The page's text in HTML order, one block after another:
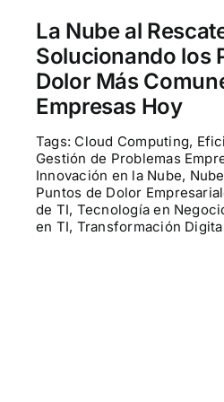
POCs
La Nube al
Solucionando los
Dolor Más
Empresas Hoy
Tags: Cloud Computing,
Gestión de Problemas
Innovación en la Nube,
Puntos de Dolor
de TI, Tecnología en
en TI, Transformación